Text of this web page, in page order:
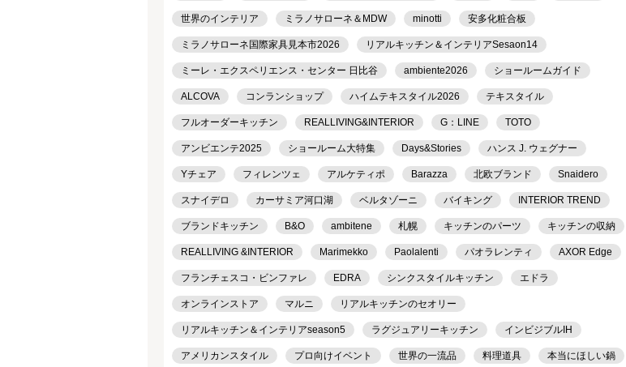
世界のインテリア ミラノサローネ＆MDW minotti 安多化粧合板
ミラノサローネ国際家具見本市2026 リアルキッチン＆インテリアSesaon14
ミーレ・エクスペリエンス・センター 日比谷 ambiente2026 ショールームガイド
ALCOVA コンランショップ ハイムテキスタイル2026 テキスタイル
フルオーダーキッチン REALLIVING&INTERIOR G：LINE TOTO
アンビエンテ2025 ショールーム大特集 Days&Stories ハンス J. ウェグナー
Yチェア フィレンツェ アルケティポ Barazza 北欧ブランド Snaidero
スナイデロ カーサミア河口湖 ベルタゾーニ バイキング INTERIOR TREND
ブランドキッチン B&O ambitene 札幌 キッチンのパーツ キッチンの収納
REALLIVING &INTERIOR Marimekko Paolalenti パオラレンティ AXOR Edge
フランチェスコ・ビンファレ EDRA シンクスタイルキッチン エドラ
オンラインストア マルニ リアルキッチンのセオリー
リアルキッチン＆インテリアseason5 ラグジュアリーキッチン インビジブルIH
アメリカンスタイル プロ向けイベント 世界の一流品 料理道具 本当にほしい鍋